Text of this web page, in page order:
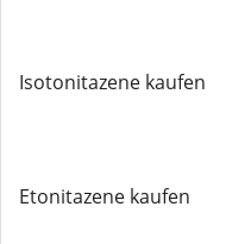
Isotonitazene kaufen
Etonitazene kaufen